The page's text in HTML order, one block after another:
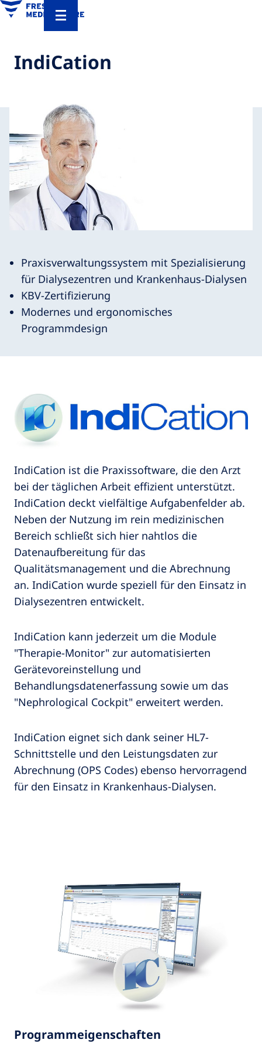
IndiCation
Praxisverwaltungssystem mit Spezialisierung
für Dialysezentren und Krankenhaus-Dialysen
KBV-Zertifizierung
Modernes und ergonomisches
Programmdesign
IndiCation ist die Praxissoftware, die den Arzt
bei der täglichen Arbeit effizient unterstützt.
IndiCation deckt vielfältige Aufgabenfelder ab.
Neben der Nutzung im rein medizinischen
Bereich schließt sich hier nahtlos die
Datenaufbereitung für das
Qualitätsmanagement und die Abrechnung
an. IndiCation wurde speziell für den Einsatz in
Dialysezentren entwickelt.
IndiCation kann jederzeit um die Module
"Therapie-Monitor" zur automatisierten
Gerätevoreinstellung und
Behandlungsdatenerfassung sowie um das
"Nephrological Cockpit" erweitert werden.
IndiCation eignet sich dank seiner HL7-
Schnittstelle und den Leistungsdaten zur
Abrechnung (OPS Codes) ebenso hervorragend
für den Einsatz in Krankenhaus-Dialysen.
Programmeigenschaften